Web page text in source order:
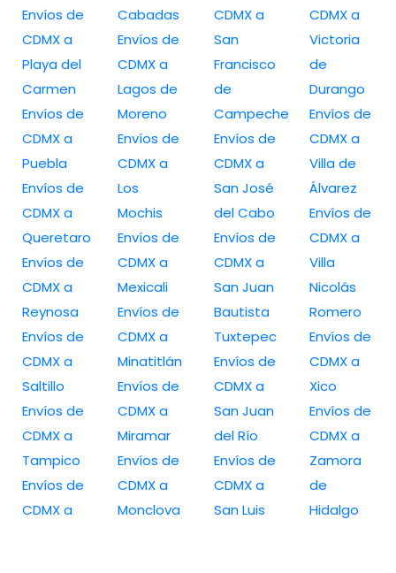
Envíos de
CDMX a
Playa del
Carmen
Envíos de
CDMX a
Puebla
Envíos de
CDMX a
Queretaro
Envíos de
CDMX a
Reynosa
Envíos de
CDMX a
Saltillo
Envíos de
CDMX a
Tampico
Envíos de
CDMX a
Cabadas
Envíos de
CDMX a
Lagos de
Moreno
Envíos de
CDMX a
Los
Mochis
Envíos de
CDMX a
Mexicali
Envíos de
CDMX a
Minatitlán
Envíos de
CDMX a
Miramar
Envíos de
CDMX a
Monclova
CDMX a
San
Francisco
de
Campeche
Envíos de
CDMX a
San José
del Cabo
Envíos de
CDMX a
San Juan
Bautista
Tuxtepec
Envíos de
CDMX a
San Juan
del Río
Envíos de
CDMX a
San Luis
CDMX a
Victoria
de
Durango
Envíos de
CDMX a
Villa de
Álvarez
Envíos de
CDMX a
Villa
Nicolás
Romero
Envíos de
CDMX a
Xico
Envíos de
CDMX a
Zamora
de
Hidalgo